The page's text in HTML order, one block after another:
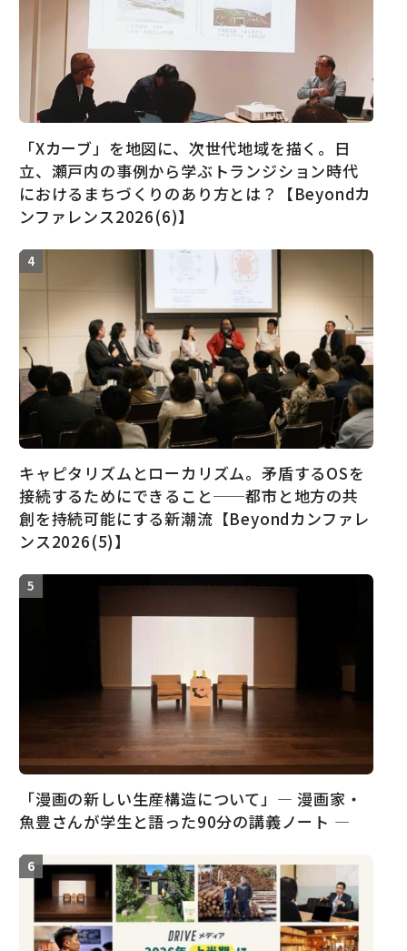
「Xカーブ」を地図に、次世代地域を描く。日
立、瀬戸内の事例から学ぶトランジション時代
におけるまちづくりのあり方とは？【Beyondカ
ンファレンス2026(6)】
キャピタリズムとローカリズム。矛盾するOSを
接続するためにできること──都市と地方の共
創を持続可能にする新潮流【Beyondカンファレ
ンス2026(5)】
「漫画の新しい生産構造について」― 漫画家・
魚豊さんが学生と語った90分の講義ノート ―